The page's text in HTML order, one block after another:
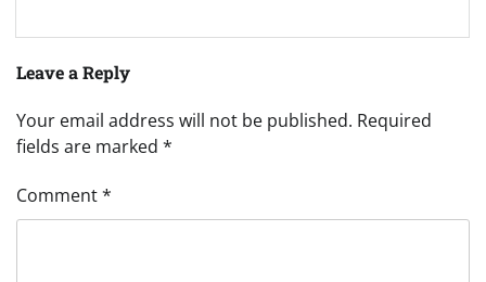
Leave a Reply
Your email address will not be published. Required
fields are marked *
Comment*